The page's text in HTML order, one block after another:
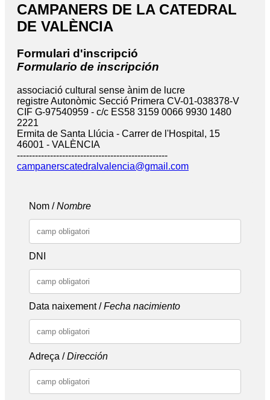
CAMPANERS DE LA CATEDRAL
DE VALÈNCIA
Formulari d'inscripció
Formulario de inscripción
associació cultural sense ànim de lucre
registre Autonòmic Secció Primera CV-01-038378-V
CIF G-97540959 - c/c ES58 3159 0066 9930 1480
2221
Ermita de Santa Llúcia - Carrer de l'Hospital, 15
46001 - VALÈNCIA
--------------------------------------------------
campanerscatedralvalencia@gmail.com
Nom /Nombre
DNI
Data naixement /Fecha nacimiento
Adreça /Dirección